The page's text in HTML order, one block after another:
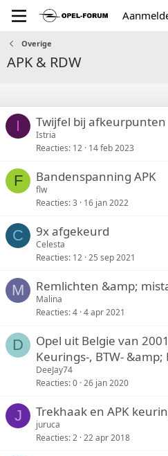
Overige
APK & RDW
I Twijfel bij afkeurpunten
Istria
Reacties 12 14 feb 2023
F Bandenspanning APK
flw
Reacties 3 16 jan 2022
C 9x afgekeurd
Celesta
Reacties 12 25 sep 2021
M Remlichten &amp;
Malina
Reacties 4 4 apr 2021
D
Opel uit Belgie van
Keurings-, BTW- &amp;
DeeJay74
Reacties 0 26 jan 2020
J Trekhaak en APK
juruca
Reacties 2 22 apr 2018